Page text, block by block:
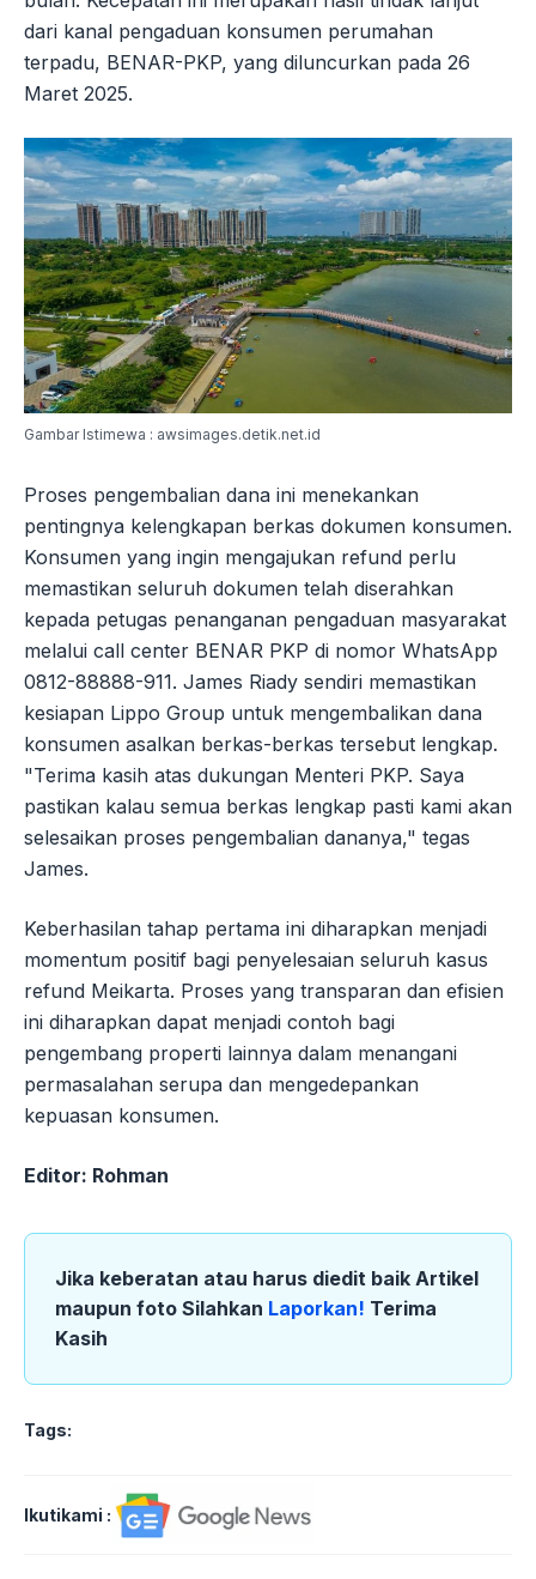
dari kanal pengaduan konsumen perumahan
terpadu, BENAR-PKP, yang diluncurkan pada 26
Maret 2025.
Gambar Istimewa : awsimages.detik.net.id
Proses pengembalian dana ini menekankan
pentingnya kelengkapan berkas dokumen konsumen.
Konsumen yang ingin mengajukan refund perlu
memastikan seluruh dokumen telah diserahkan
kepada petugas penanganan pengaduan masyarakat
melalui call center BENAR PKP di nomor WhatsApp
0812-88888-911. James Riady sendiri memastikan
kesiapan Lippo Group untuk mengembalikan dana
konsumen asalkan berkas-berkas tersebut lengkap.
"Terima kasih atas dukungan Menteri PKP. Saya
pastikan kalau semua berkas lengkap pasti kami akan
selesaikan proses pengembalian dananya," tegas
James.
Keberhasilan tahap pertama ini diharapkan menjadi
momentum positif bagi penyelesaian seluruh kasus
refund Meikarta. Proses yang transparan dan efisien
ini diharapkan dapat menjadi contoh bagi
pengembang properti lainnya dalam menangani
permasalahan serupa dan mengedepankan
kepuasan konsumen.
Editor: Rohman
Jika keberatan atau harus diedit baik Artikel
maupun foto Silahkan Laporkan! Terima
Kasih
Tags:
Ikutikami :